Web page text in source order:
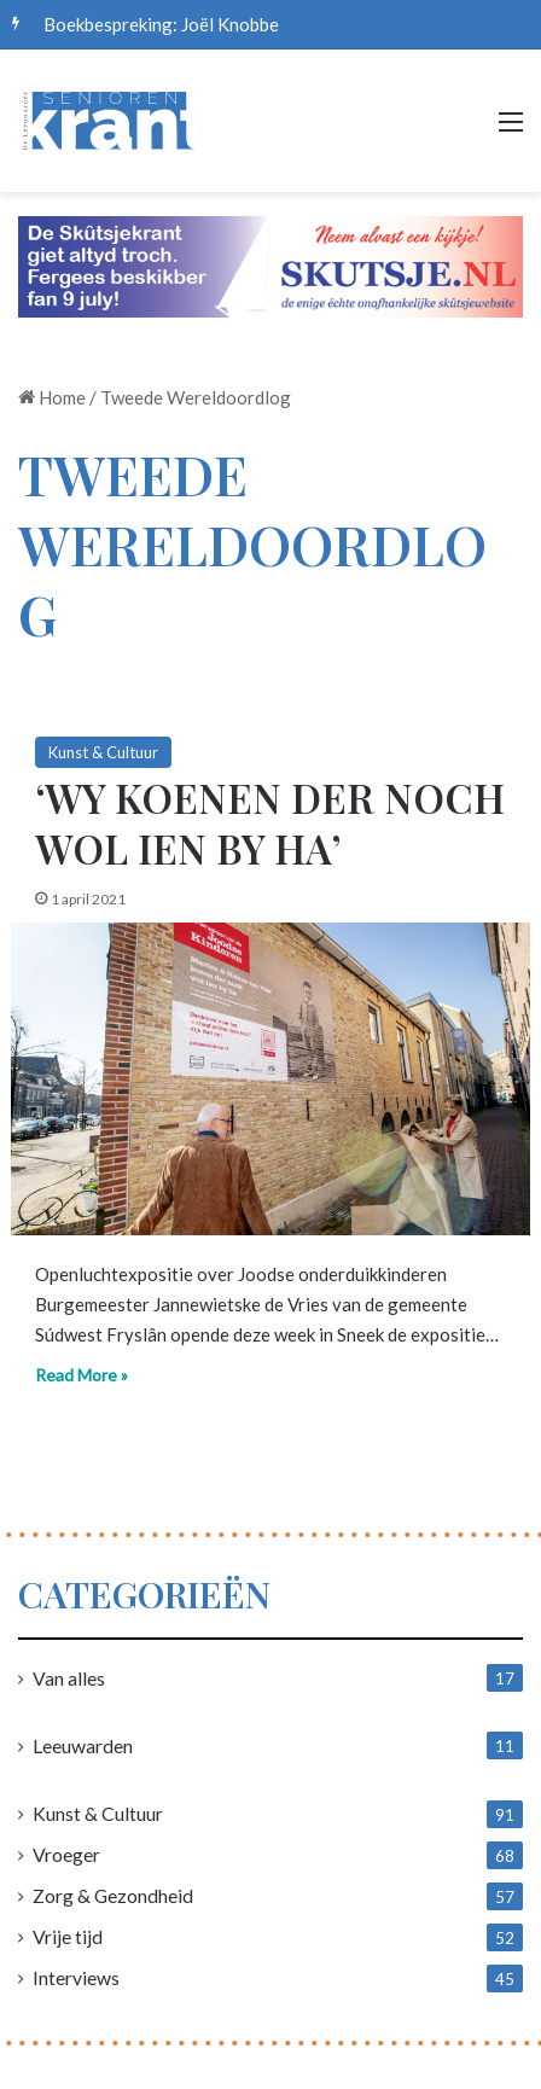
Boekbespreking: Joël Knobbe
Home / Tweede Wereldoordlog
TWEEDE
WERELDOORDLO
G
Kunst & Cultuur
‘WY KOENEN DER NOCH
WOL IEN BY HA’
1 april 2021
Openluchtexpositie over Joodse onderduikkinderen
Burgemeester Jannewietske de Vries van de gemeente
Súdwest Fryslân opende deze week in Sneek de expositie…
Read More »
CATEGORIEËN
Van alles
17
Leeuwarden
11
Kunst & Cultuur 91
Vroeger 68
Zorg & Gezondheid 57
Vrije tijd 52
Interviews 45